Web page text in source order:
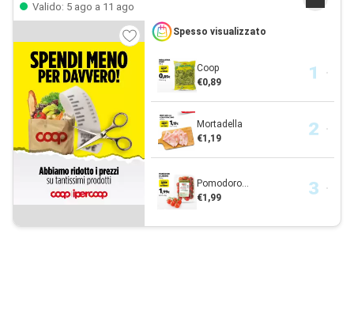
Valido: 5 ago a 11 ago
Spesso visualizzato
Coop
€0,89
Mortadella
€1,19
Pomodoro...
€1,99